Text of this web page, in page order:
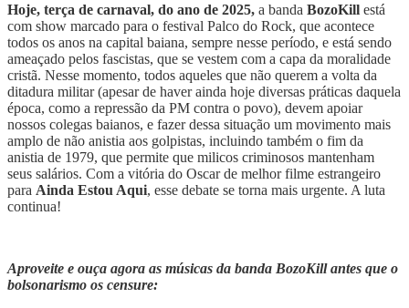
Hoje, terça de carnaval, do ano de 2025, a banda BozoKill está
com show marcado para o festival Palco do Rock, que acontece
todos os anos na capital baiana, sempre nesse período, e está sendo
ameaçado pelos fascistas, que se vestem com a capa da moralidade
cristã. Nesse momento, todos aqueles que não querem a volta da
ditadura militar (apesar de haver ainda hoje diversas práticas daquela
época, como a repressão da PM contra o povo), devem apoiar
nossos colegas baianos, e fazer dessa situação um movimento mais
amplo de não anistia aos golpistas, incluindo também o fim da
anistia de 1979, que permite que milicos criminosos mantenham
seus salários. Com a vitória do Oscar de melhor filme estrangeiro
para Ainda Estou Aqui, esse debate se torna mais urgente. A luta
continua!
Aproveite e ouça agora as músicas da banda BozoKill antes que o
bolsonarismo os censure: